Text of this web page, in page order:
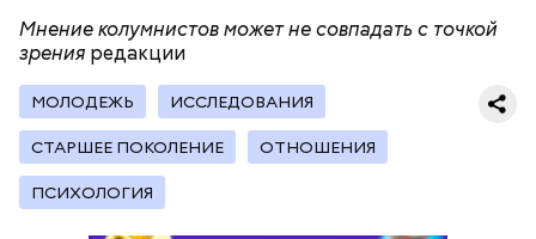
Мнение колумнистов может не совпадать с точкой
зрения редакции
МОЛОДЕЖЬ ИССЛЕДОВАНИЯ
СТАРШЕЕ ПОКОЛЕНИЕ ОТНОШЕНИЯ
ПСИХОЛОГИЯ
В Международный день холостяка все мужчины
вечеринки, играют в видеоигры и проводят время,
наслаждаясь свободой и независимостью, пока
это возможно, ведь может быть и так, что через год
они уже не будут холостяками.
Ингредиенты: